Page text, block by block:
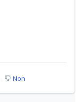
Non